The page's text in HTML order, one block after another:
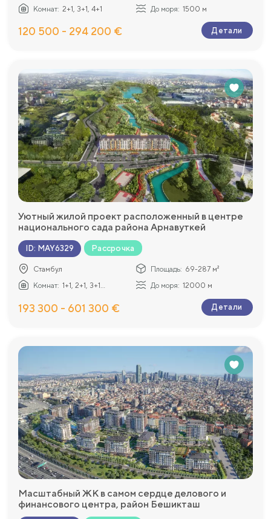
Комнат: 2+1, 3+1, 4+1 До моря: 1500 м
120 500 - 294 200 € Детали
Уютный жилой проект расположенный в центре
национального сада района Арнавуткей
ID: MAY6329 Рассрочка
Стамбул Площадь: 69-287 м²
Комнат: 1+1, 2+1, 3+1... До моря: 12000 м
193 300 - 601 300 € Детали
Масштабный ЖК в самом сердце делового и
финансового центра, район Бешикташ